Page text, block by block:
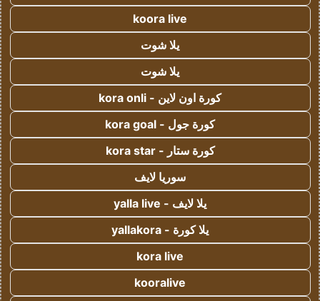
koora live
يلا شوت
يلا شوت
كورة اون لاين - kora onli
كورة جول - kora goal
كورة ستار - kora star
سوريا لايف
يلا لايف - yalla live
يلا كورة - yallakora
kora live
kooralive